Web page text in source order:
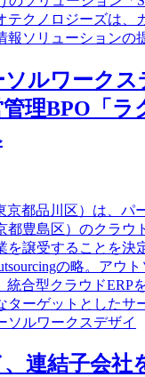
テクノロジーズは、
報ソリューションの
ソルワーク
理BPO「ラ
京都品川区）は、パ
都豊島区）のクラウ
を譲受することを決
の略。アウ
統合型クラウドERP
ターゲットとしたサ
ソルワークスデザイ
連結子会社